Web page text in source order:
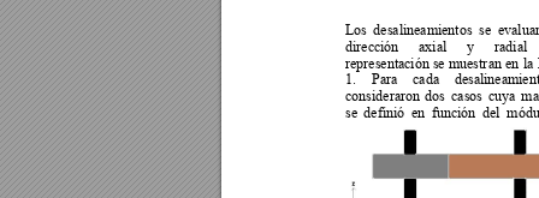
Los desalineamientos se  eva
dirección
axial y
radial
representación se muestran en la
1.
Para cada
consideraron dos casos cuya
se definió  en función del